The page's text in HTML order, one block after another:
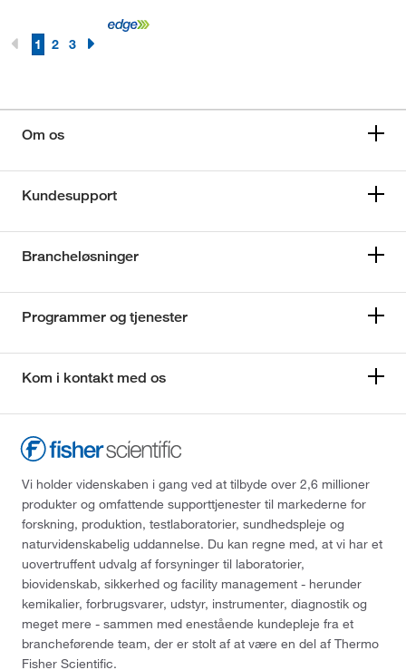
1 2 3
Om os
Kundesupport
Brancheløsninger
Programmer og tjenester
Kom i kontakt med os
Vi holder videnskaben i gang ved at tilbyde over 2,6 millioner
produkter og omfattende supporttjenester til markederne for
forskning, produktion, testlaboratorier, sundhedspleje og
naturvidenskabelig uddannelse. Du kan regne med, at vi har et
uovertruffent udvalg af forsyninger til laboratorier,
biovidenskab, sikkerhed og facility management - herunder
kemikalier, forbrugsvarer, udstyr, instrumenter, diagnostik og
meget mere - sammen med enestående kundepleje fra et
brancheførende team, der er stolt af at være en del af Thermo
Fisher Scientific.